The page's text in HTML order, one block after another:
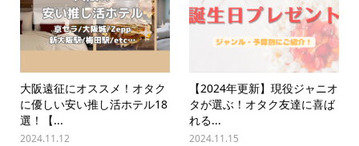
大阪遠征にオススメ！オタク
に優しい安い推し活ホテル18
選！【...
2024.11.12
【2024年更新】現役ジャニオ
タが選ぶ！オタク友達に喜ば
れる...
2024.11.15